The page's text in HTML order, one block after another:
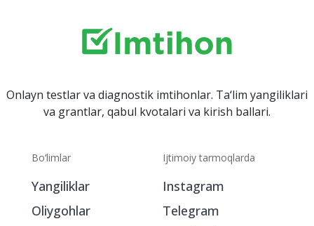
Onlayn testlar va diagnostik imtihonlar. Ta‘lim yangiliklari
va grantlar, qabul kvotalari va kirish ballari.
Bo‘limlar
Yangiliklar
Oliygohlar
Ijtimoiy tarmoqlarda
Instagram
Telegram